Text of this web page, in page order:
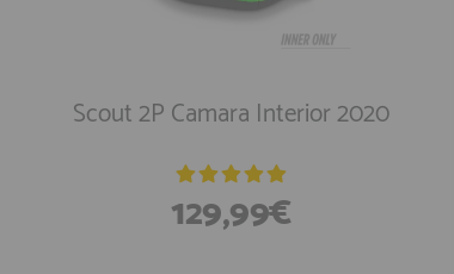
Scout 2P Camara Interior 2020
129,99€